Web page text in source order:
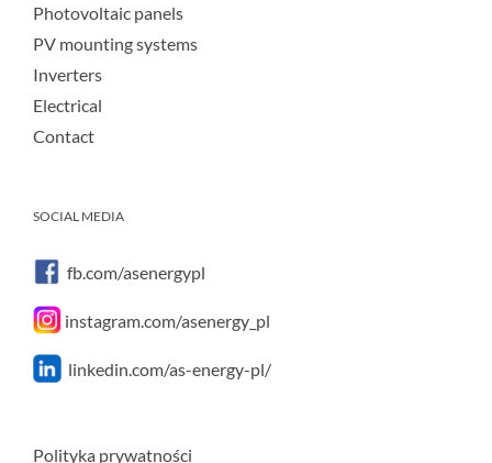
Photovoltaic panels
PV mounting systems
Inverters
Electrical
Contact
SOCIAL MEDIA
fb.com/asenergypl
instagram.com/asenergy_pl
linkedin.com/as-energy-pl/
Polityka prywatności